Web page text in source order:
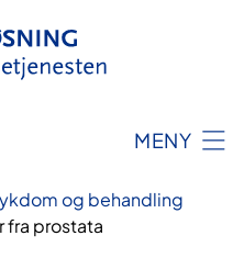
MENY
og behandling
fra prostata